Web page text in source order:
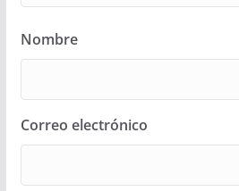
Nombre
Correo electrónico